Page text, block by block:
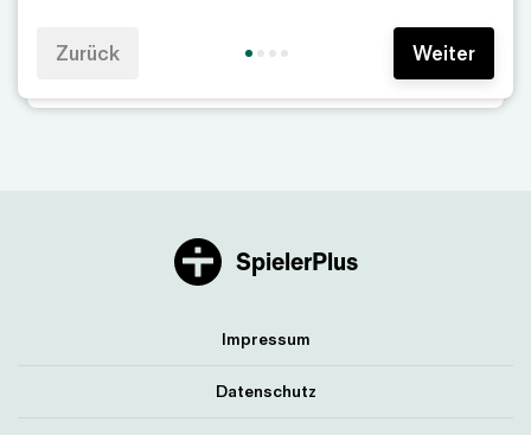
Zurück Weiter
SpielerPlus
Impressum
Datenschutz